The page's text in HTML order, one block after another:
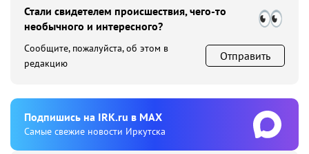
Стали свидетелем происшествия, чего-то
необычного и интересного?
Сообщите, пожалуйста, об этом в
редакцию
Отправить
Подпишиcь на IRK.ru в MAX
Cамые свежие новости Иркутска